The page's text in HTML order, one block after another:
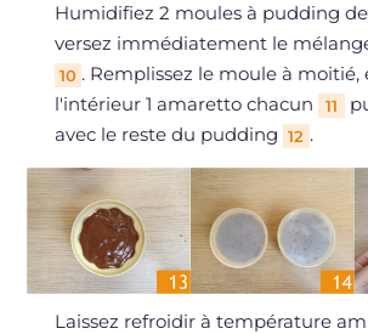
Humidifiez 2 moules à pudding
versez immédiatement le
10 . Remplissez le moule à moitié,
l'intérieur 1 amaretto chacun
11
avec le reste du pudding 12 .
Laissez refroidir à température